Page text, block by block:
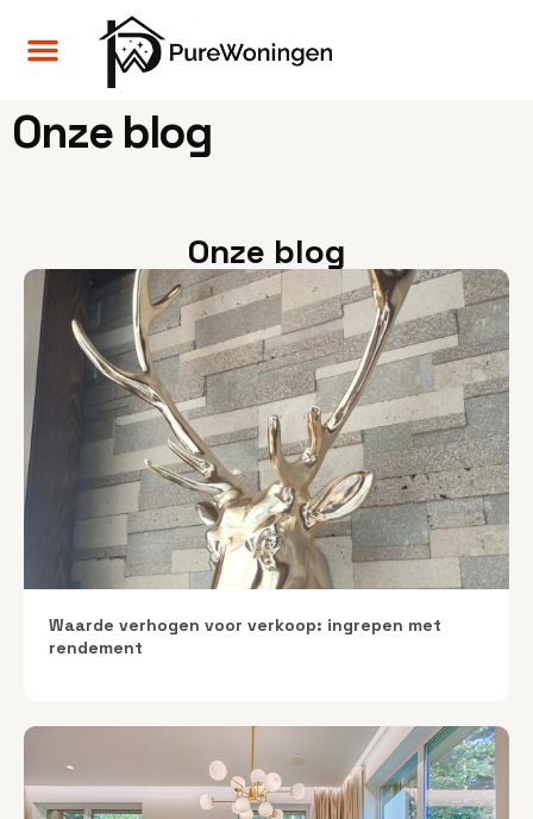
Onze blog
Onze blog
Waarde verhogen voor verkoop: ingrepen met
rendement